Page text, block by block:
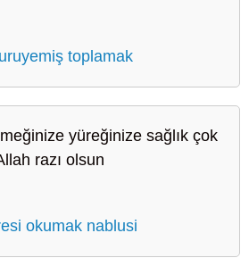
toplamak
yüreğinize sağlık çok
razı olsun
okumak nablusi